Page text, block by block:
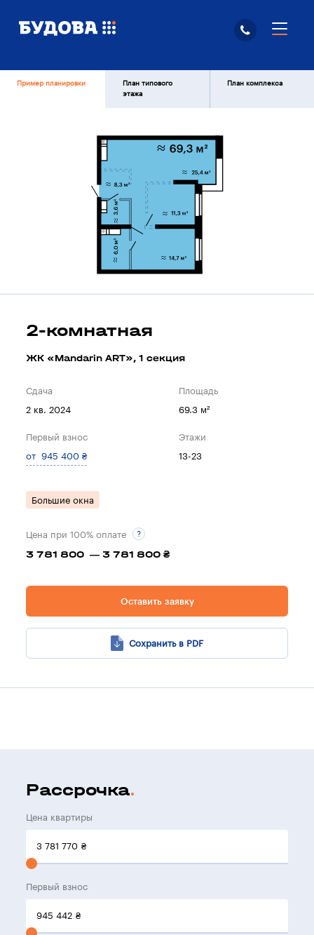
Пример планировки
План типового
этажа
План комплекса
2-комнатная
ЖК «Mandarin ART», 1 секция
Сдача
2 кв. 2024
Площадь
69.3 м²
Первый взнос
от 945 400 ₴
Этажи
13-23
Большие окна
Цена при 100% оплате
3 781 800 — 3 781 800 ₴
Оставить заявку
Сохранить в PDF
Рассрочка
Цена квартиры
3 781 770 ₴
Первый взнос
945 442 ₴